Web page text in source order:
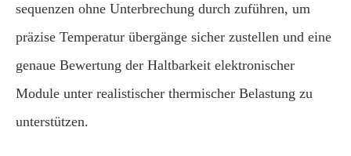
sequenzen ohne Unterbrechung durch zuführen, um
präzise Temperatur übergänge sicher zustellen und eine
genaue Bewertung der Haltbarkeit elektronischer
Module unter realistischer thermischer Belastung zu
unterstützen.